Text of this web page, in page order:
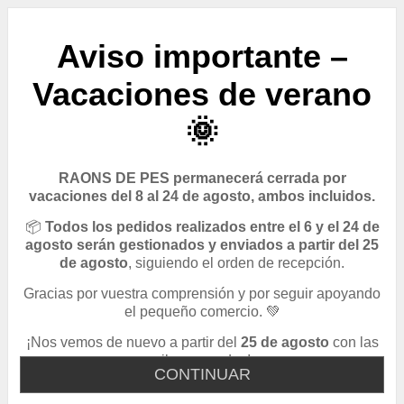
CONTINUAR
Aviso importante –
Vacaciones de verano
🌞
RAONS DE PES permanecerá cerrada por
vacaciones del 8 al 24 de agosto, ambos incluidos.
📦 Todos los pedidos realizados entre el 6 y el 24 de
agosto serán gestionados y enviados a partir del 25
de agosto, siguiendo el orden de recepción.
Gracias por vuestra comprensión y por seguir apoyando
el pequeño comercio. 💚
¡Nos vemos de nuevo a partir del 25 de agosto con las
pilas cargadas!